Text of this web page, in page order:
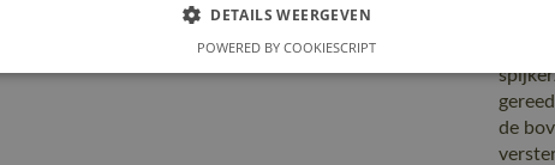
Tekst usp
de
DETAILS WEERGEVEN
POWERED BY COOKIESCRIPT